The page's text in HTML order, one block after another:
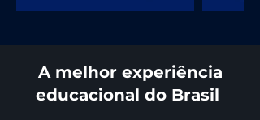
A melhor experiência
educacional do Brasil